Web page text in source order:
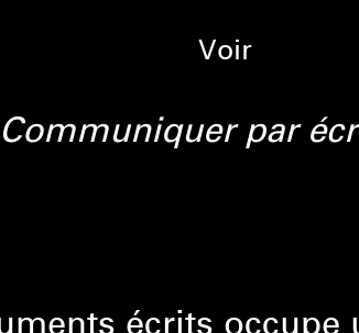
Voir
par
écrits occupe